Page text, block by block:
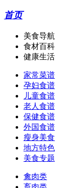
首页
美食导航
食材百科
健康生活
家常菜谱
孕妇食谱
儿童食谱
老人食谱
保健食谱
外国食谱
瘦身美食
地方特色
美食专题
禽肉类